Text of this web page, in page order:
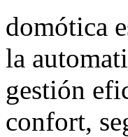
domótica
la
gestión
confort,